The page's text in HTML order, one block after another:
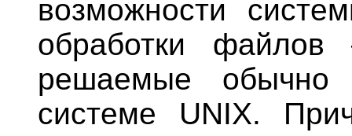
возможности
обработки
решаемые обычно
системе UNIX.